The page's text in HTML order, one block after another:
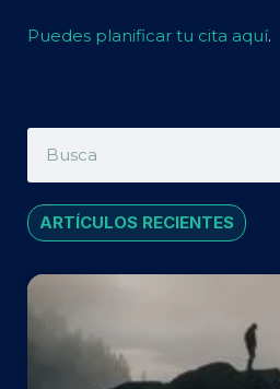
Puedes planificar tu cita aquí.
ARTÍCULOS RECIENTES